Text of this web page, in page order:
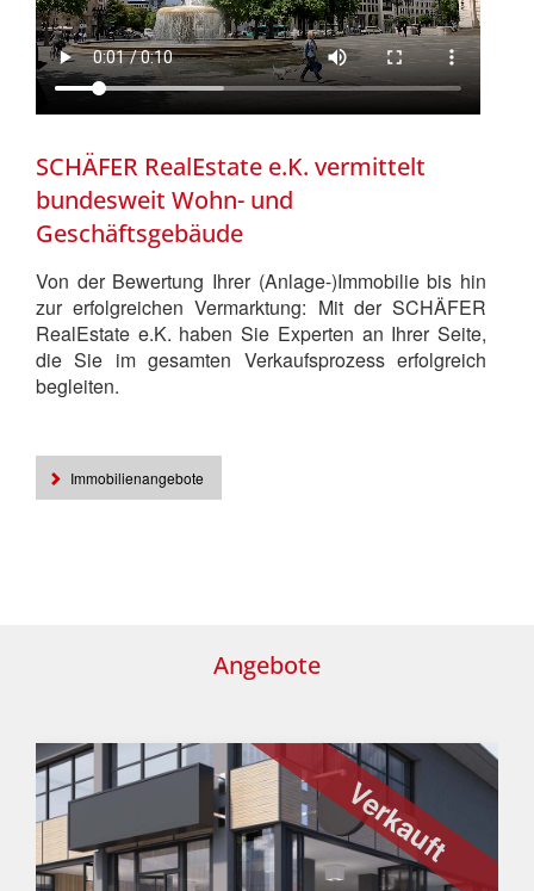
SCHÄFER RealEstate e.K. vermittelt
bundesweit Wohn- und
Geschäftsgebäude
Von der Bewertung Ihrer (Anlage-)Immobilie bis hin
zur erfolgreichen Vermarktung: Mit der SCHÄFER
RealEstate e.K. haben Sie Experten an Ihrer Seite,
die Sie im gesamten Verkaufsprozess erfolgreich
begleiten.
Immobilienangebote
Angebote
Verkauft